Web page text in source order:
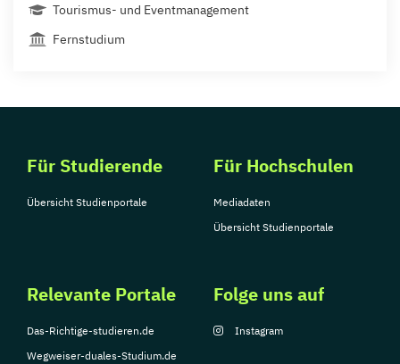
Tourismus- und Eventmanagement
Fernstudium
Für Studierende
Übersicht Studienportale
Für Hochschulen
Mediadaten
Übersicht Studienportale
Relevante Portale
Das-Richtige-studieren.de
Wegweiser-duales-Studium.de
Folge uns auf
Instagram